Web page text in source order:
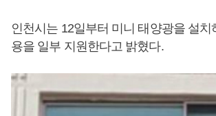
인천시는 12일부터 미니 태양광을 설치
용을 일부 지원한다고 밝혔다.